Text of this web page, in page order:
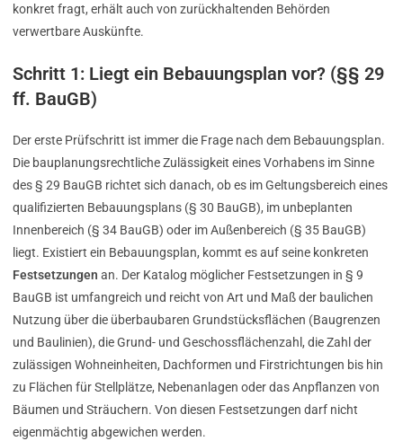
konkret fragt, erhält auch von zurückhaltenden Behörden
verwertbare Auskünfte.
Schritt 1: Liegt ein Bebauungsplan vor? (§§ 29
ff. BauGB)
Der erste Prüfschritt ist immer die Frage nach dem Bebauungsplan.
Die bauplanungsrechtliche Zulässigkeit eines Vorhabens im Sinne
des § 29 BauGB richtet sich danach, ob es im Geltungsbereich eines
qualifizierten Bebauungsplans (§ 30 BauGB), im unbeplanten
Innenbereich (§ 34 BauGB) oder im Außenbereich (§ 35 BauGB)
liegt. Existiert ein Bebauungsplan, kommt es auf seine konkreten
Festsetzungen an. Der Katalog möglicher Festsetzungen in § 9
BauGB ist umfangreich und reicht von Art und Maß der baulichen
Nutzung über die überbaubaren Grundstücksflächen (Baugrenzen
und Baulinien), die Grund- und Geschossflächenzahl, die Zahl der
zulässigen Wohneinheiten, Dachformen und Firstrichtungen bis hin
zu Flächen für Stellplätze, Nebenanlagen oder das Anpflanzen von
Bäumen und Sträuchern. Von diesen Festsetzungen darf nicht
eigenmächtig abgewichen werden.